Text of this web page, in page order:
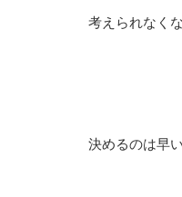
考えられなく
決めるのは早